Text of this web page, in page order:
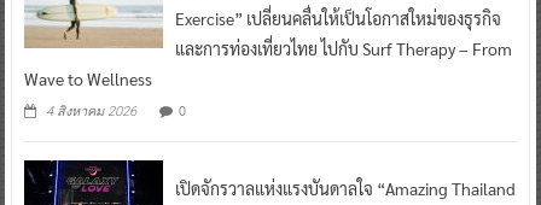
Exercise” เปลี่ยนคลื่นให้เป็นโอกาสใหม่ของธุรกิจ
และการท่องเที่ยวไทย ไปกับ Surf Therapy – From
Wave to Wellness
4 สิงหาคม 2026 0
เปิดจักรวาลแห่งแรงบันดาลใจ “Amazing Thailand